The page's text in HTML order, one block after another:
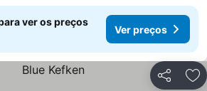
ver os preços
Ver preços
Partilhar